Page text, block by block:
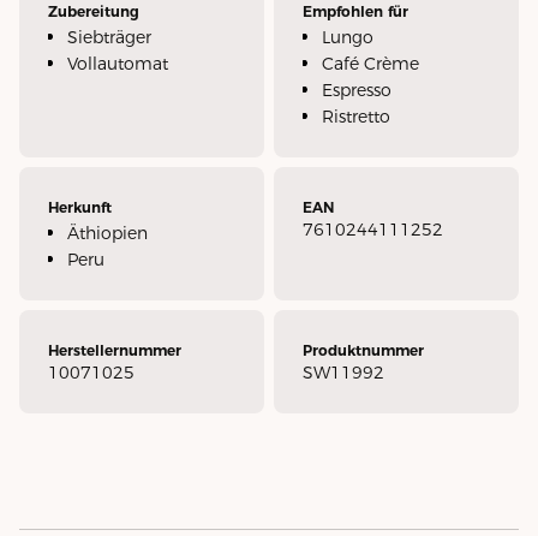
Zubereitung
Siebträger
Vollautomat
Empfohlen für
Lungo
Café Crème
Espresso
Ristretto
Herkunft
Äthiopien
Peru
EAN
7610244111252
Herstellernummer
10071025
Produktnummer
SW11992